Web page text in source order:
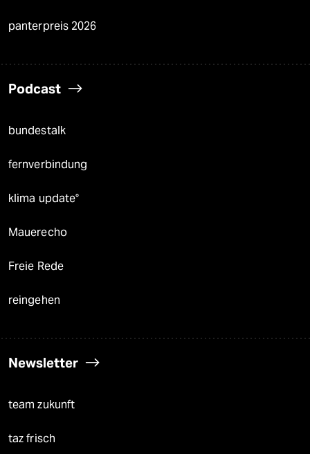
panterpreis 2026
Podcast
bundestalk
fernverbindung
klima update°
Mauerecho
Freie Rede
reingehen
Newsletter
team zukunft
taz frisch